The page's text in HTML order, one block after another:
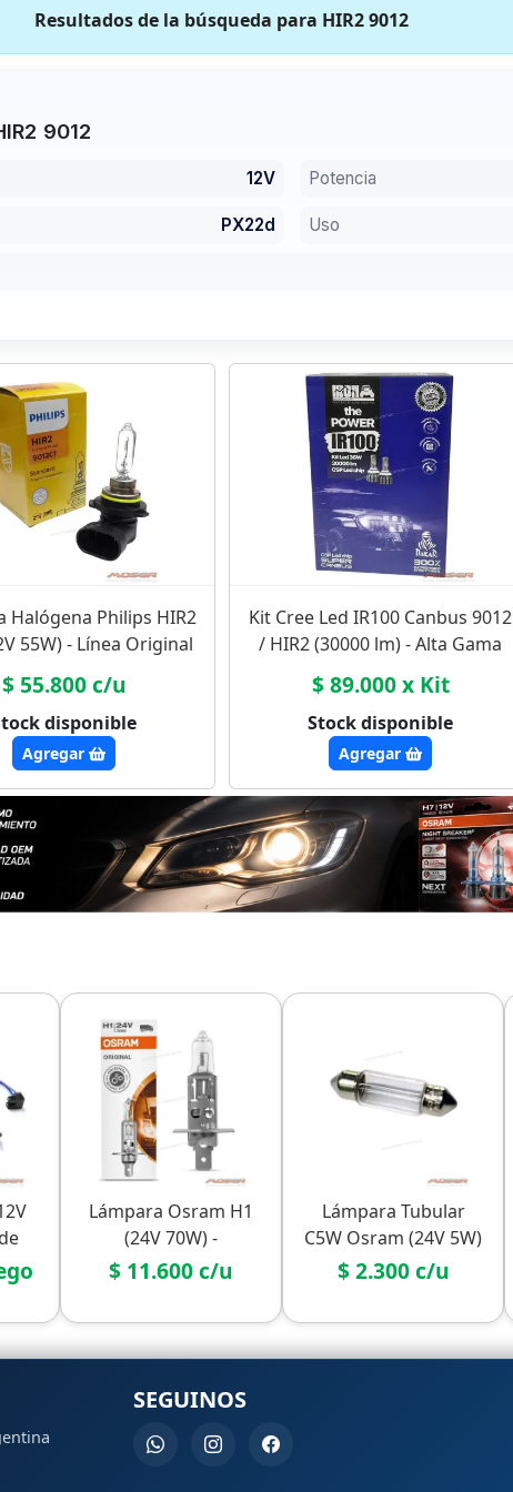
Resultados de la búsqueda para HIR2 9012
9012
12V Potencia
PX22d Uso
Halógena Philips HIR2
55W) - Línea Original
$ 55.800 c/u
disponible
Agregar
Kit Cree Led IR100 Canbus 9012
/ HIR2 (30000 lm) - Alta Gama
$ 89.000 x Kit
Stock disponible
Agregar
Lámpara Osram H1
(24V 70W) -
Camión/Bus
$ 11.600 c/u
Lámpara Tubular
C5W Osram (24V 5W)
- Camión/Bus
$ 2.300 c/u
SEGUINOS